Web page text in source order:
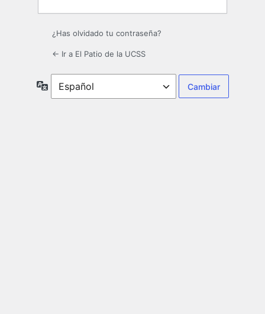
¿Has olvidado tu contraseña?
← Ir a El Patio de la UCSS
Idioma